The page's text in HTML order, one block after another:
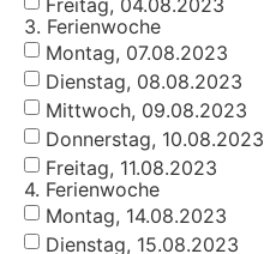
3. Ferienwoche
Montag, 07.08.2023
Dienstag, 08.08.2023
Mittwoch, 09.08.2023
Donnerstag, 10.08.2023
Freitag, 11.08.2023
4. Ferienwoche
Montag, 14.08.2023
Dienstag, 15.08.2023